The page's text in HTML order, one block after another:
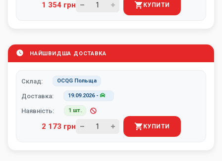
1 354 грн КУПИТИ
НАЙШВИДША ДОСТАВКА
Склад: OCQG Польща
Доставка: 19.09.2026-
Наявність: 1 шт.
2 173 грн КУПИТИ